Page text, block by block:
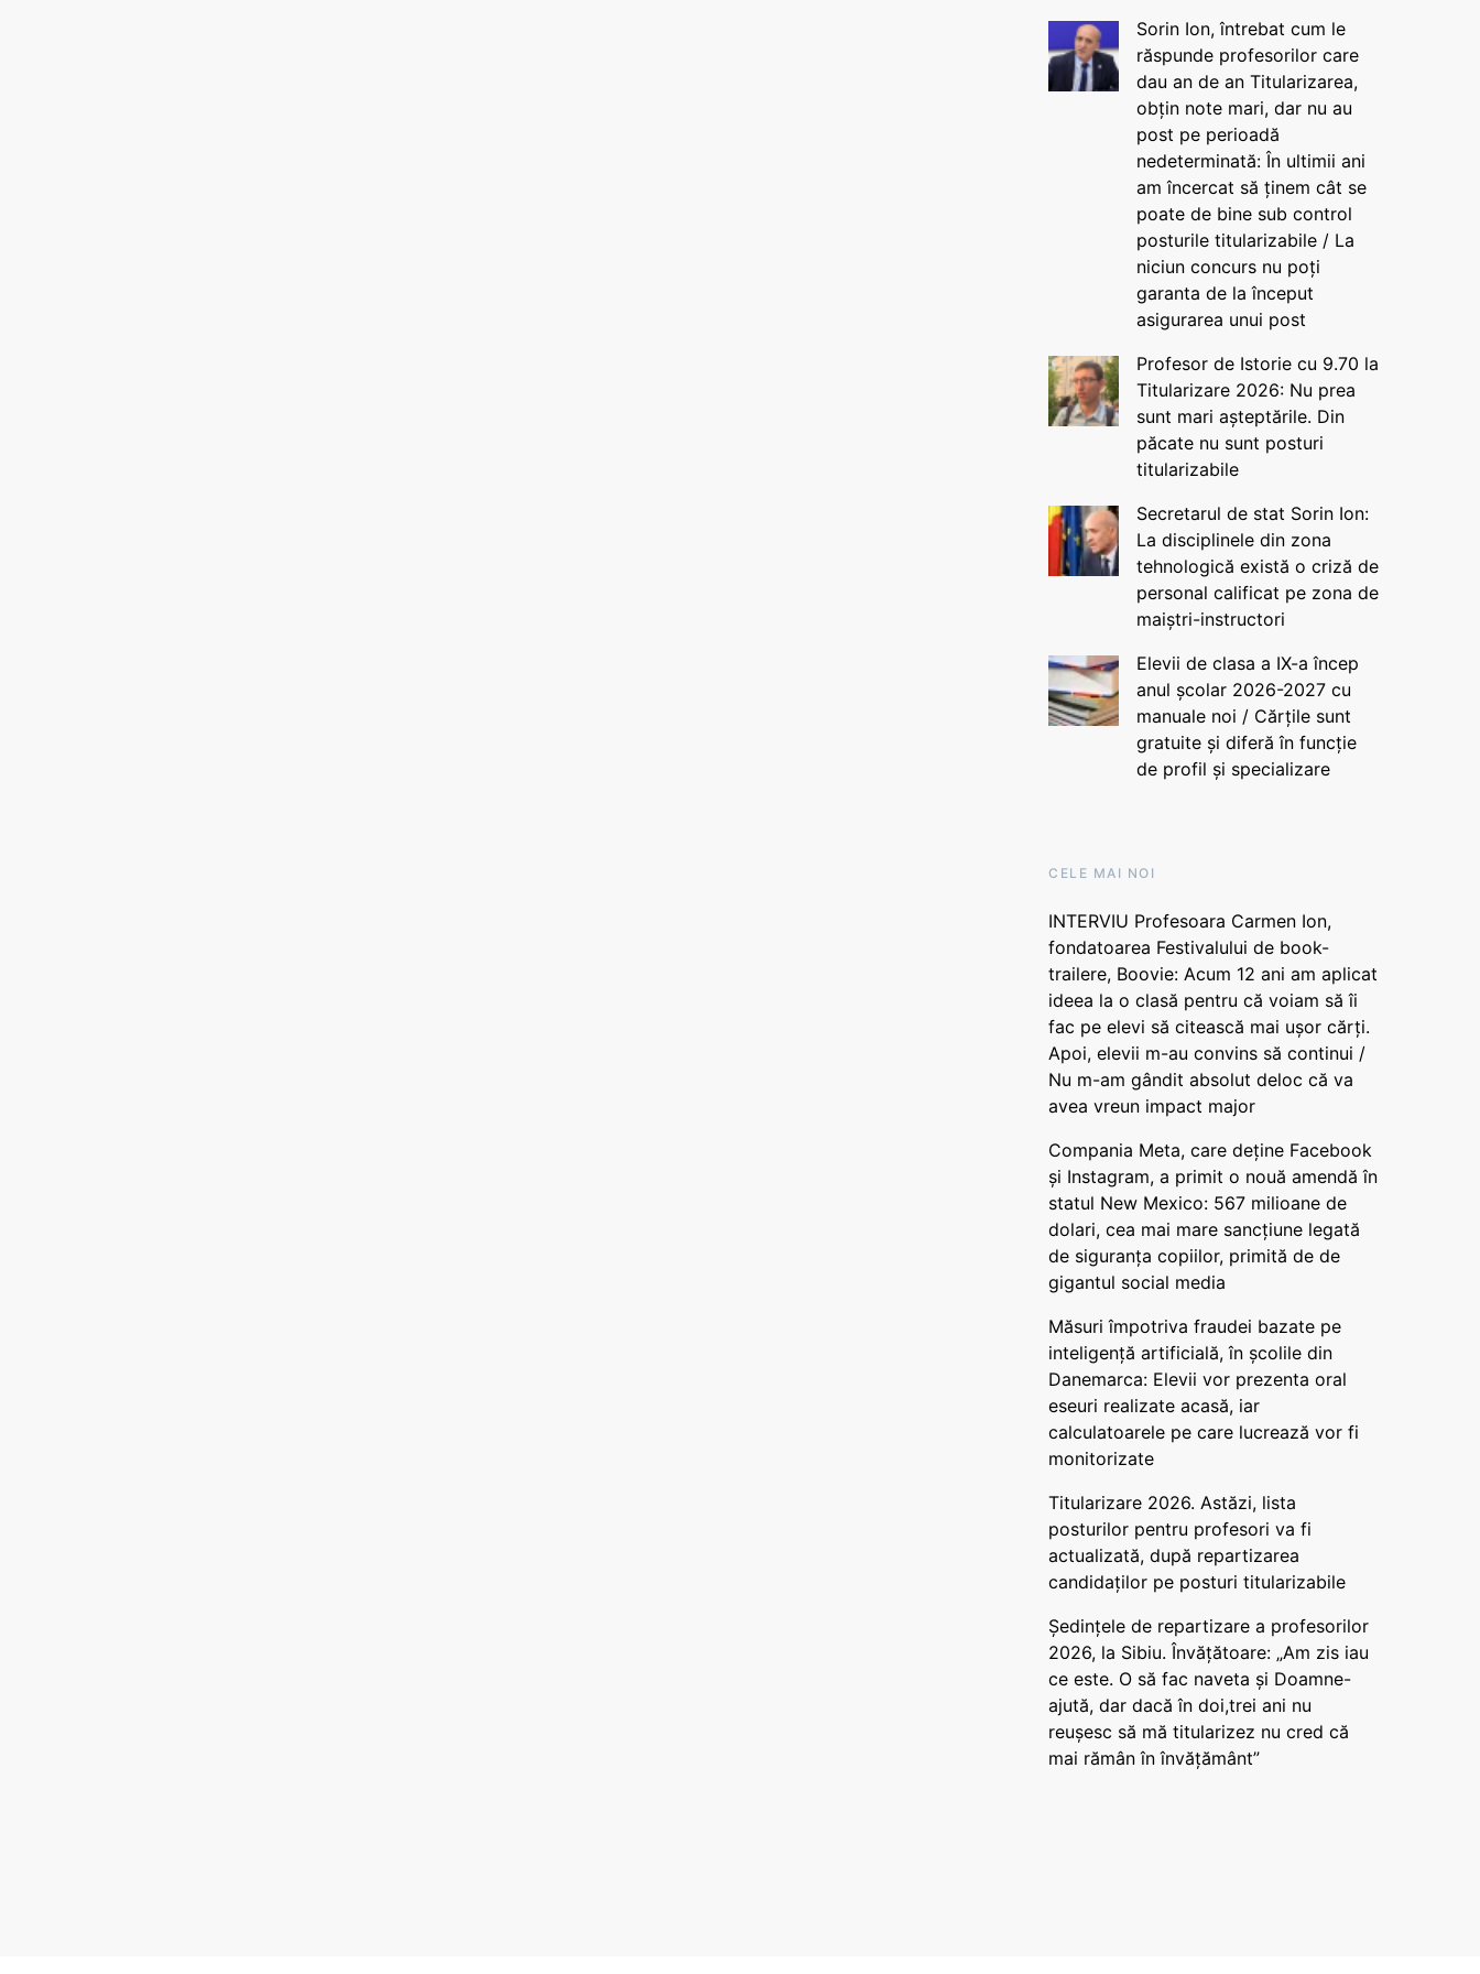
Sorin Ion, întrebat cum le
răspunde profesorilor care
dau an de an Titularizarea,
obțin note mari, dar nu au
post pe perioadă
nedeterminată: În ultimii ani
am încercat să ținem cât se
poate de bine sub control
posturile titularizabile / La
niciun concurs nu poți
garanta de la început
asigurarea unui post
Profesor de Istorie cu 9.70 la
Titularizare 2026: Nu prea
sunt mari așteptările. Din
păcate nu sunt posturi
titularizabile
Secretarul de stat Sorin Ion:
La disciplinele din zona
tehnologică există o criză de
personal calificat pe zona de
maiștri-instructori
Elevii de clasa a IX-a încep
anul școlar 2026-2027 cu
manuale noi / Cărțile sunt
gratuite și diferă în funcție
de profil și specializare
CELE MAI NOI
INTERVIU Profesoara Carmen Ion,
fondatoarea Festivalului de book-
trailere, Boovie: Acum 12 ani am aplicat
ideea la o clasă pentru că voiam să îi
fac pe elevi să citească mai ușor cărți.
Apoi, elevii m-au convins să continui /
Nu m-am gândit absolut deloc că va
avea vreun impact major
Compania Meta, care deține Facebook
și Instagram, a primit o nouă amendă în
statul New Mexico: 567 milioane de
dolari, cea mai mare sancțiune legată
de siguranța copiilor, primită de de
gigantul social media
Măsuri împotriva fraudei bazate pe
inteligență artificială, în școlile din
Danemarca: Elevii vor prezenta oral
eseuri realizate acasă, iar
calculatoarele pe care lucrează vor fi
monitorizate
Titularizare 2026. Astăzi, lista
posturilor pentru profesori va fi
actualizată, după repartizarea
candidaților pe posturi titularizabile
Ședințele de repartizare a profesorilor
2026, la Sibiu. Învățătoare: „Am zis iau
ce este. O să fac naveta și Doamne-
ajută, dar dacă în doi,trei ani nu
reușesc să mă titularizez nu cred că
mai rămân în învățământ”